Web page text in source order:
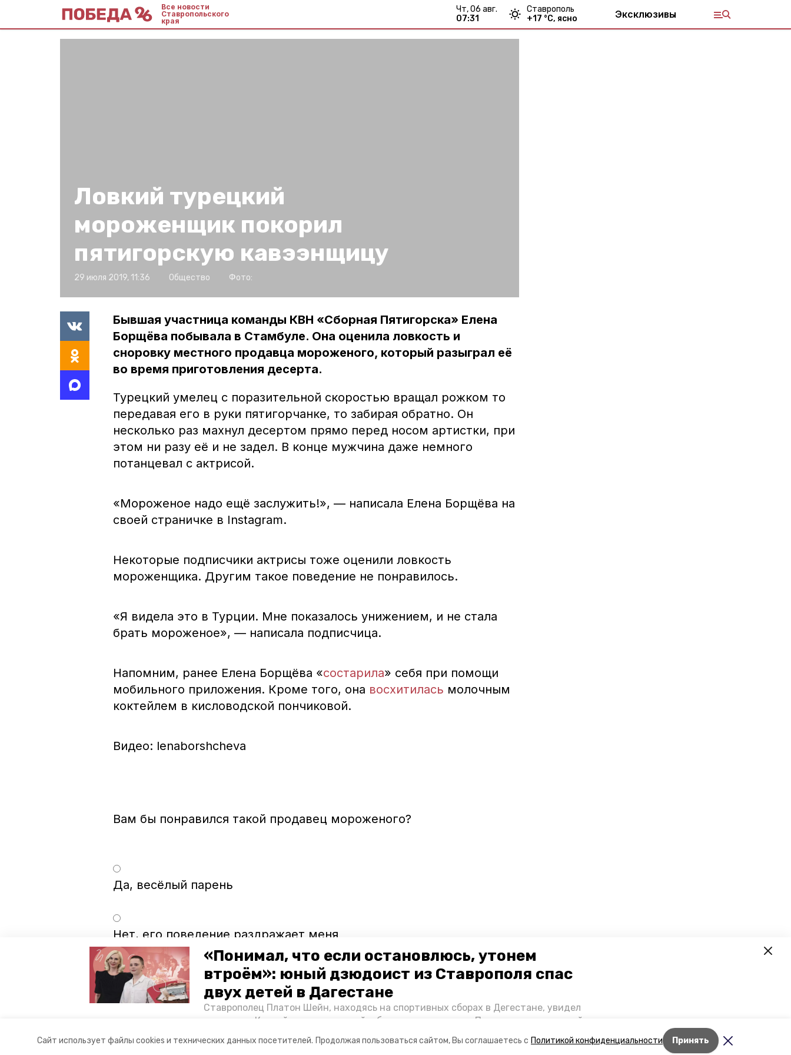
Сайт использует файлы cookies и технических данных посетителей. Продолжая пользоваться сайтом, Вы соглашаетесь с Политикой конфиденциальности Принять
«Понимал, что если остановлюсь, утонем
втроём»: юный дзюдоист из Ставрополя спас
двух детей в Дагестане
Ставрополец Платон Шейн, находясь на спортивных сборах в Дегестане, увидел
тонущих в Каспийском море детей и бросился на помощь. По возвращении домой,
Корреспондент «Победы26» пообщался с юным героем.
Все новости
Ставропольского
края
чт, 06 авг.
07:31
Ставрополь
+17 °С, ясно Эксклюзивы
Лента новостей
Ловкий турецкий
мороженщик покорил
пятигорскую кавээнщицу
29 июля 2019, 11:36 Общество Фото:
Бывшая участница команды КВН «Сборная Пятигорска» Елена
Борщёва побывала в Стамбуле. Она оценила ловкость и
сноровку местного продавца мороженого, который разыграл её
во время приготовления десерта.
Турецкий умелец с поразительной скоростью вращал рожком то
передавая его в руки пятигорчанке, то забирая обратно. Он
несколько раз махнул десертом прямо перед носом артистки, при
этом ни разу её и не задел. В конце мужчина даже немного
потанцевал с актрисой.
«Мороженое надо ещё заслужить!», — написала Елена Борщёва на
своей страничке в Instagram.
Некоторые подписчики актрисы тоже оценили ловкость
мороженщика. Другим такое поведение не понравилось.
«Я видела это в Турции. Мне показалось унижением, и не стала
брать мороженое», — написала подписчица.
Напомним, ранее Елена Борщёва «состарила» себя при помощи
мобильного приложения. Кроме того, она восхитилась молочным
коктейлем в кисловодской пончиковой.
Видео: lenaborshcheva
Да, весёлый парень
Нет, его поведение раздражает меня
Мне всё равно, как он себя ведёт